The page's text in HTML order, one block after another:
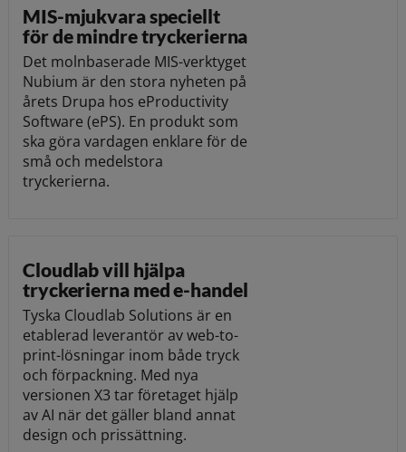
MIS-mjukvara speciellt
för de mindre tryckerierna
Det molnbaserade MIS-verktyget
Nubium är den stora nyheten på
årets Drupa hos eProductivity
Software (ePS). En produkt som
ska göra vardagen enklare för de
små och medelstora
tryckerierna.
Cloudlab vill hjälpa
tryckerierna med e-handel
Tyska Cloudlab Solutions är en
etablerad leverantör av web-to-
print-lösningar inom både tryck
och förpackning. Med nya
versionen X3 tar företaget hjälp
av AI när det gäller bland annat
design och prissättning.